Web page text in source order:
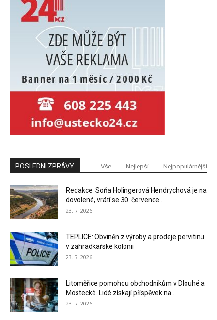
POSLEDNÍ ZPRÁVY Vše Nejlepší Nejpopulárnější
Redakce: Soňa Holingerová Hendrychová je na
dovolené, vrátí se 30. července...
23. 7. 2026
TEPLICE: Obviněn z výroby a prodeje pervitinu
v zahrádkářské kolonii
23. 7. 2026
Litoměřice pomohou obchodníkům v Dlouhé a
Mostecké. Lidé získají příspěvek na...
23. 7. 2026